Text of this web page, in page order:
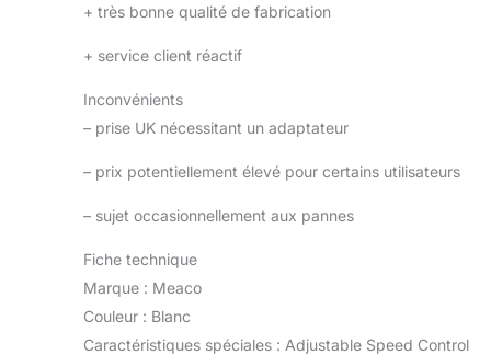
+ très bonne qualité de fabrication
+ service client réactif
Inconvénients
– prise UK nécessitant un adaptateur
– prix potentiellement élevé pour certains utilisateurs
– sujet occasionnellement aux pannes
Fiche technique
Marque : Meaco
Couleur : Blanc
Caractéristiques spéciales : Adjustable Speed Control